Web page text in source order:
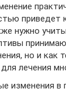
приведет
нужно
но и как
лечения
изменения в